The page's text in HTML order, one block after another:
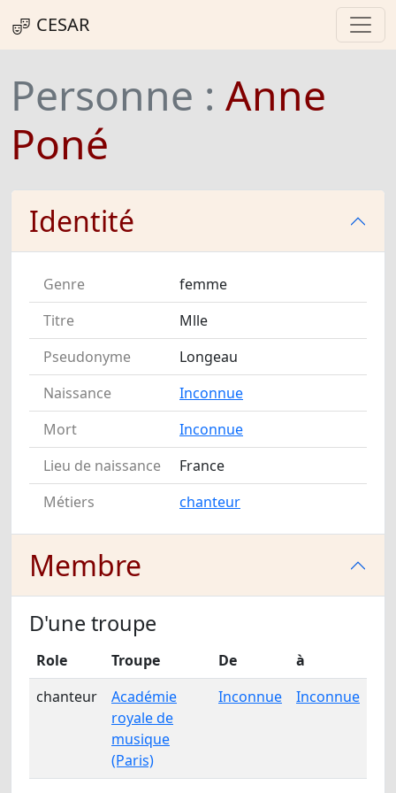
CESAR
Personne : Anne
Poné
Identité
Genre
femme
Titre
Mlle
Pseudonyme
Longeau
Naissance
Inconnue
Mort
Inconnue
Lieu de naissance
France
Métiers
chanteur
Membre
D'une troupe
Role Troupe De
à
chanteur
Académie
royale de
musique
(Paris)
Inconnue Inconnue